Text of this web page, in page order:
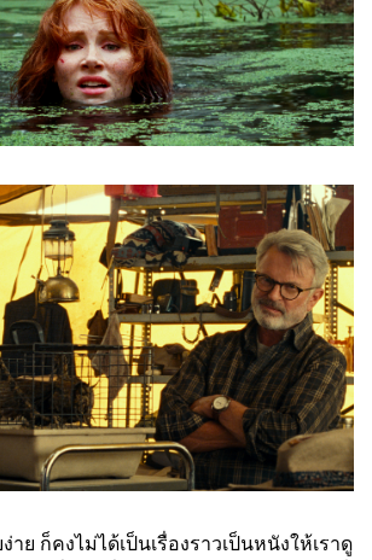
าย ก็คงไม่ได้เป็นเรื่องราวเป็นหนังให้เราดู